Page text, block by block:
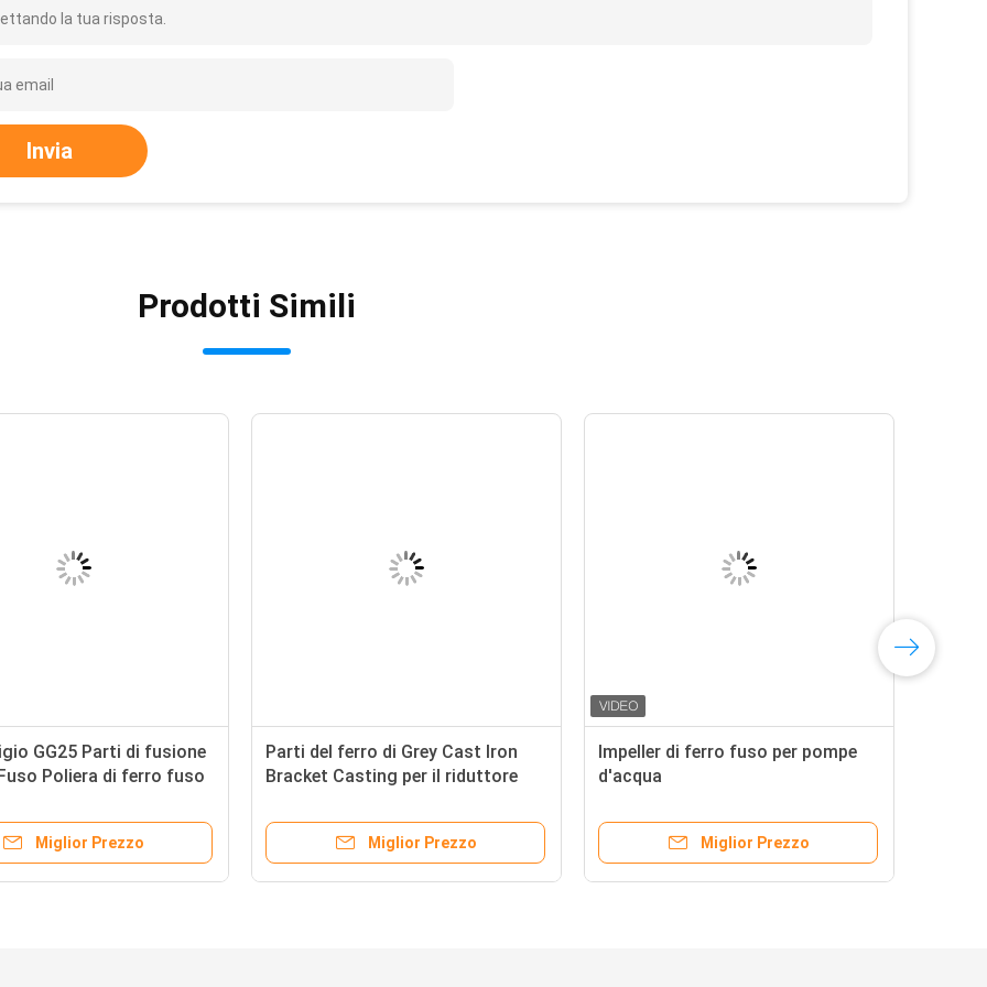
la tua risposta.
Invia
Prodotti Simili
GG25 Parti di fusione
Poliera di ferro fuso
Miglior Prezzo
Parti del ferro di Grey Cast Iron
Bracket Casting per il riduttore
Miglior Prezzo
Impeller di ferro fuso per pompe
d'acqua
Miglior Prezzo